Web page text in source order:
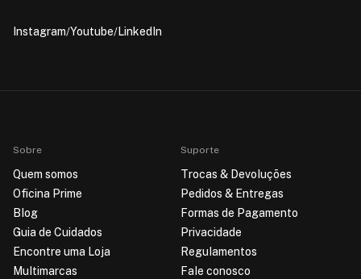
Instagram Youtube LinkedIn
Sobre
Quem somos
Oficina Prime
Blog
Guia de Cuidados
Encontre uma Loja
Multimarcas
Suporte
Trocas & Devoluções
Pedidos & Entregas
Formas de Pagamento
Privacidade
Regulamentos
Fale conosco